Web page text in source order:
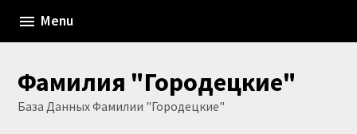
content
Menu
Фамилия "Городецкие"
База Данных Фамилии "Городецкие"